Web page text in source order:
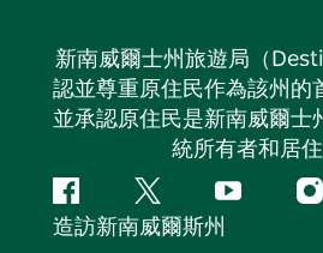
新南威爾士州旅遊局（
認並尊重原住民作為該州的
並承認原住民是新南威爾士
統所有者和居住
Facebook嘰
嘰
Youtube
造訪新南威爾斯州